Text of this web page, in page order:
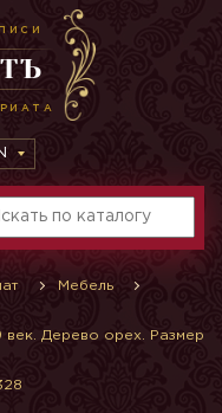
Мебель
век. Дерево орех. Размер